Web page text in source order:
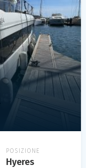
POSIZIONE
Hyeres